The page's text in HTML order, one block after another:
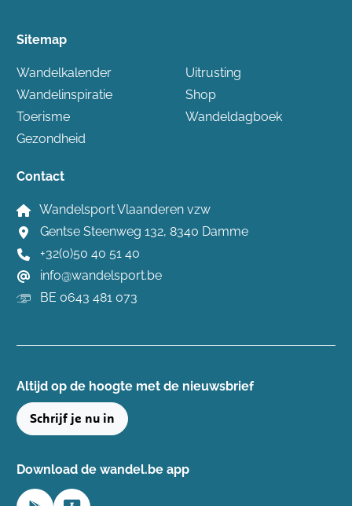
Sitemap
Wandelkalender
Wandelinspiratie
Toerisme
Gezondheid
Uitrusting
Shop
Wandeldagboek
Contact
Wandelsport Vlaanderen vzw
Gentse Steenweg 132, 8340 Damme
+32(0)50 40 51 40
info@wandelsport.be
BE 0643 481 073
Altijd op de hoogte ​met de nieuwsbrief
Schrijf je nu in
Download de wandel.be app